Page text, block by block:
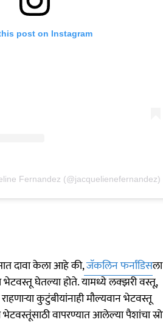
post on Instagram
Fernandez (@jacquelienefernandez)
दावा केला आहे की,जॅकलिन फर्नांडिसला
घेतल्या होते. यामध्ये लक्झरी वस्तू,
कुटुंबीयांनाही मौल्यवान भेटवस्तू
वापरण्यात आलेल्या पैशांचा